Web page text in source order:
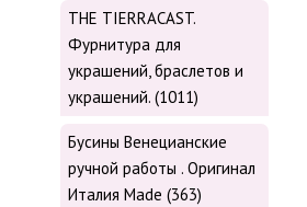
THE TIERRACAST.
Фурнитура для
украшений, браслетов и
украшений. (1011)
Бусины Венецианские
ручной работы . Оригинал
Италия Made (363)